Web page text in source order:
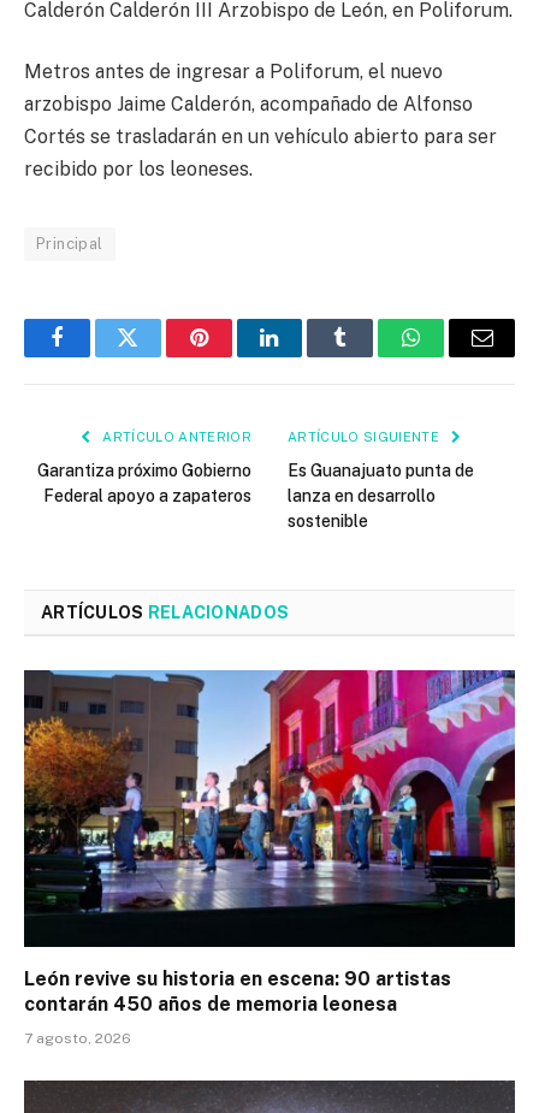
Calderón Calderón III Arzobispo de León, en Poliforum.
Metros antes de ingresar a Poliforum, el nuevo
arzobispo Jaime Calderón, acompañado de Alfonso
Cortés se trasladarán en un vehículo abierto para ser
recibido por los leoneses.
Principal
FacebookTwitter PinterestLinkedInTumblr WhatsAppEmail
ARTÍCULO ANTERIOR
Garantiza próximo Gobierno
Federal apoyo a zapateros
ARTÍCULO SIGUIENTE
Es Guanajuato punta de
lanza en desarrollo
sostenible
ARTÍCULOS RELACIONADOS
León revive su historia en escena: 90 artistas
contarán 450 años de memoria leonesa
7 agosto, 2026